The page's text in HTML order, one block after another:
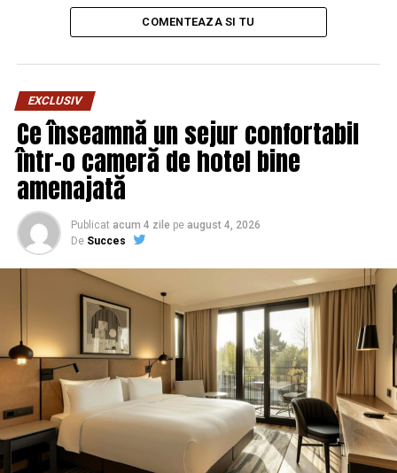
COMENTEAZA SI TU
EXCLUSIV
Ce înseamnă un sejur confortabil
într-o cameră de hotel bine
amenajată
Publicat acum 4 zile pe august 4, 2026
De Succes